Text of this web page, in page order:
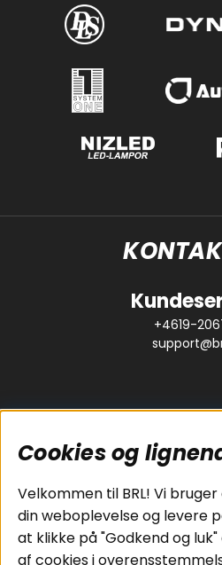
+4619-
Populære sider
Pakkeløsninger
Bilstereo
Højttalere
Cookies og
Velkommen til BRL! Vi
din weboplevelse og levere
at klikke på "Godkend og
af cookies i